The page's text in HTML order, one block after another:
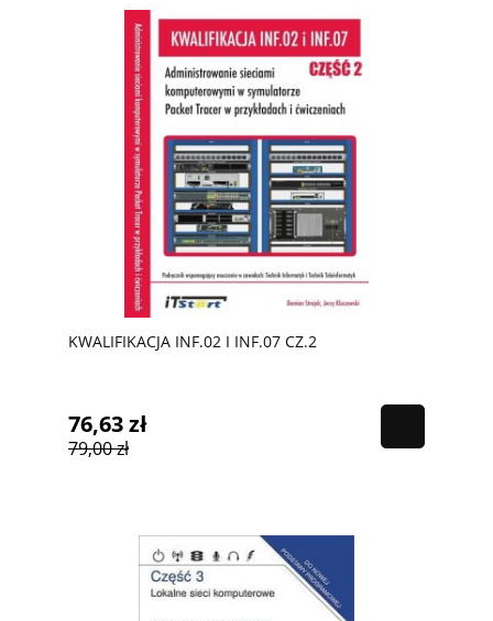
KWALIFIKACJA INF.02 I INF.07 CZ.2
76,63 zł
79,00 zł